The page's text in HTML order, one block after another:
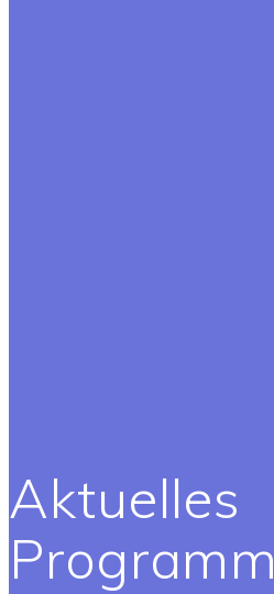
Aktuelles
Programm